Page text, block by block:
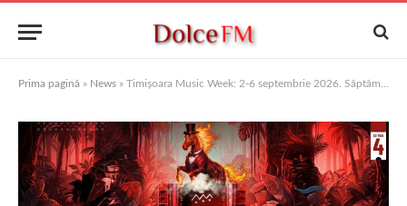
Prima pagină » News » Timișoara Music Week: 2-6 septembrie 2026. Săptămâna în care vestul României își spune povestea muzicală completă, 5 zile de eferversceță muzicală și inovație.